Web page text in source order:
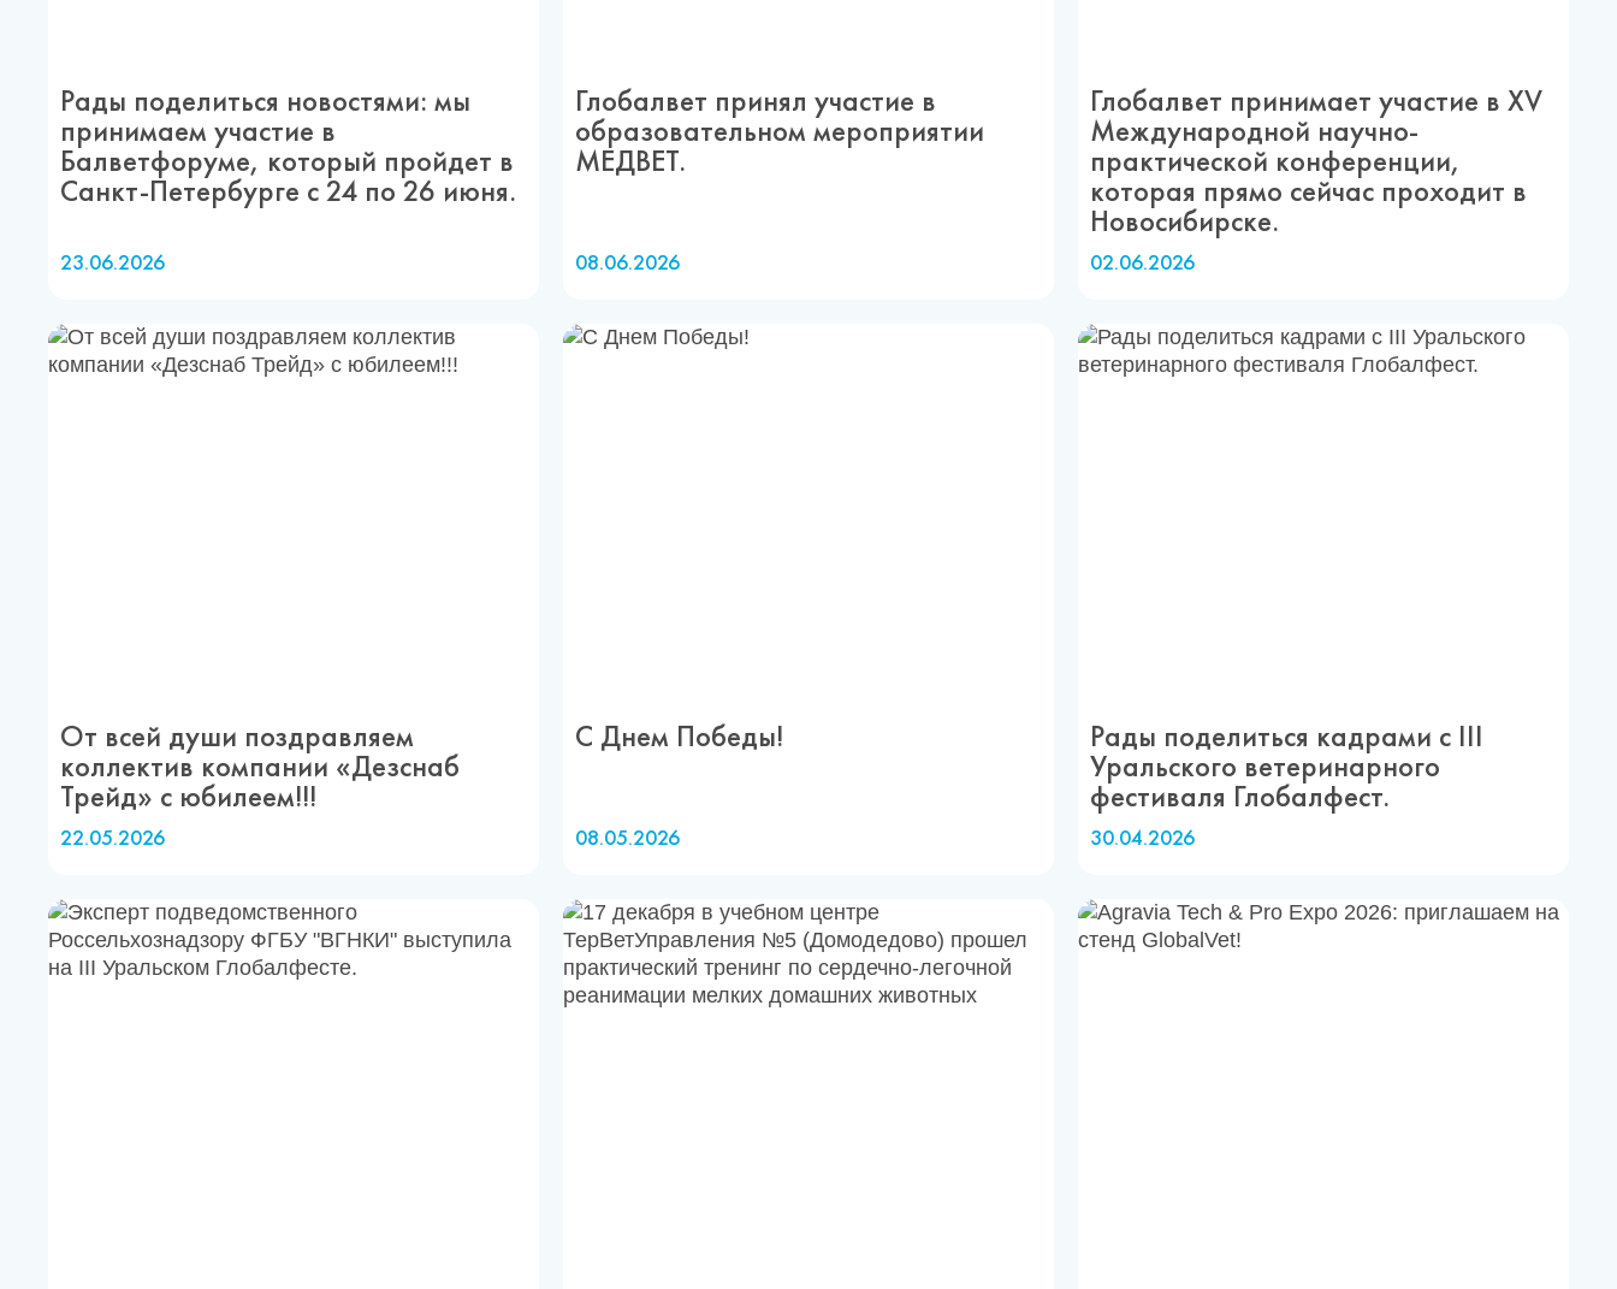
Рады поделиться новостями: мы
принимаем участие в
Балветфоруме, который пройдет в
Санкт-Петербурге с 24 по 26 июня.
23.06.2026
Глобалвет принял участие в
образовательном мероприятии
МЕДВЕТ.
08.06.2026
Глобалвет принимает участие в XV
Международной научно-
практической конференции,
которая прямо сейчас проходит в
Новосибирске.
02.06.2026
От всей души поздравляем
коллектив компании «Дезснаб
Трейд» с юбилеем!!!
22.05.2026
С Днем Победы!
08.05.2026
Рады поделиться кадрами с III
Уральского ветеринарного
фестиваля Глобалфест.
30.04.2026